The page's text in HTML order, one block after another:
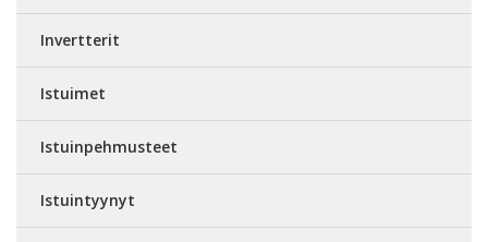
Invertterit
Istuimet
Istuinpehmusteet
Istuintyynyt